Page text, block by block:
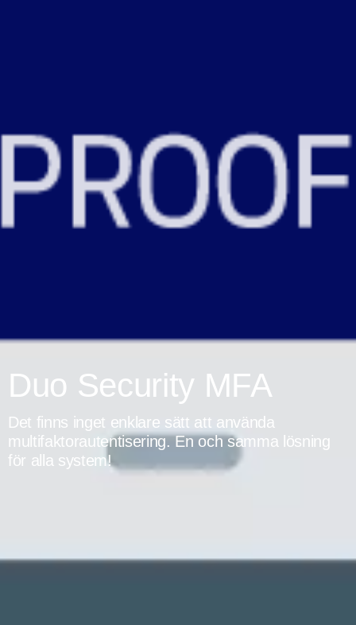
Duo Security MFA
Det finns inget enklare sätt att använda
multifaktorautentisering. En och samma lösning
för alla system!